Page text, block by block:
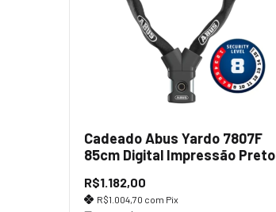
Cadeado Abus Yardo 7807F
85cm Digital Impressão Preto
R$1.182,00
R$1.004,70 com Pix